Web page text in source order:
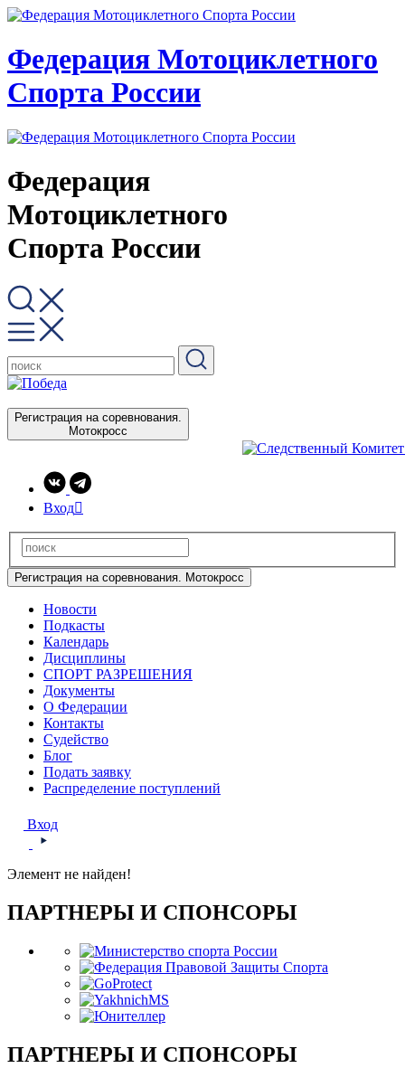
Федерация Мотоциклетного
Спорта России
Федерация
Мотоциклетного
Спорта России
Регистрация на соревнования.
Мотокросс
Вход
Регистрация на соревнования. Мотокросс
Новости
Подкасты
Календарь
Дисциплины
СПОРТ РАЗРЕШЕНИЯ
Документы
О Федерации
Контакты
Судейство
Блог
Подать заявку
Распределение поступлений
Вход
Элемент не найден!
ПАРТНЕРЫ И СПОНСОРЫ
ПАРТНЕРЫ И СПОНСОРЫ